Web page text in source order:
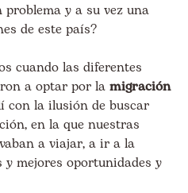
y a su vez una
de este país?
cuando las diferentes
a optar por la migración
con la ilusión de buscar
en la que nuestras
a viajar, a ir a la
y mejores oportunidades y